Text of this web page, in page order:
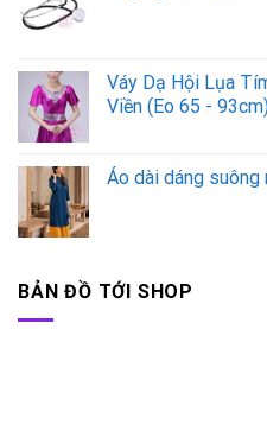
Váy Dạ Hội Lụa
Viền (Eo 65 -
Áo dài dáng suông
BẢN ĐỒ TỚI SHOP